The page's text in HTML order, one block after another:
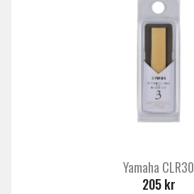
Yamaha CLR30
205 kr